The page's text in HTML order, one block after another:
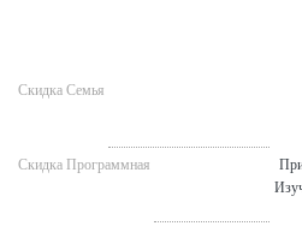
Скидка Семья
Скидка Программная